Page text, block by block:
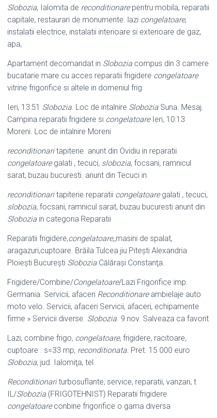
Slobozia, Ialomita de reconditionarepentru mobila, reparatii
capitale, restaurari de monumente. lazi congelatoare,
instalatii electrice, instalatii interioare si exterioare de gaz,
apa,
Apartament decomandat in Slobozia compus din 3 camere
bucatarie mare cu acces reparatii frigidere congelatoare
vitrine frigorifice si altele in domeniul frig.
Ieri, 13:51 Slobozia. Loc de intalnire Slobozia Suna. Mesaj.
Campina reparatii frigidere si congelatoareIeri, 10:13
Moreni. Loc de intalnire Moreni
reconditionaritapiterie. anunt din Ovidiu in reparatii
congelatoaregalati , tecuci, slobozia, focsani, ramnicul
sarat, buzau bucuresti. anunt din Tecuci in
reconditionaritapiterie reparatii congelatoaregalati , tecuci,
slobozia, focsani, ramnicul sarat, buzau bucuresti anunt din
Slobozia in categoria Reparatii
Reparatii frigidere,congelatoare,,masini de spalat,
aragazuri,cuptoare. Brăila Tulcea jiu Piteşti Alexandria
Ploieşti Bucureşti Slobozia Călăraşi Constanţa.
Frigidere/Combine/Congelatoare/Lazi Frigorifice imp.
Germania. Servicii, afaceri Reconditionareambielaje auto
moto velo. Servicii, afaceri Servicii, afaceri, echipamente
firme » Servicii diverse. Slobozia. 9 nov. Salveaza ca favorit
Lazi, combine frigo, congelatoare, frigidere, racitoare,
cuptoare . s=33 mp, reconditionata. Pret. 15 000 euro
Slobozia, jud. Ialomiţa, tel.
Reconditionariturbosuflante, service, reparatii, vanzari, t
IL/Slobozia (FRIGOTEHNIST) Reparatii frigidere
congelatoareconbine frigorifice o gama diversa